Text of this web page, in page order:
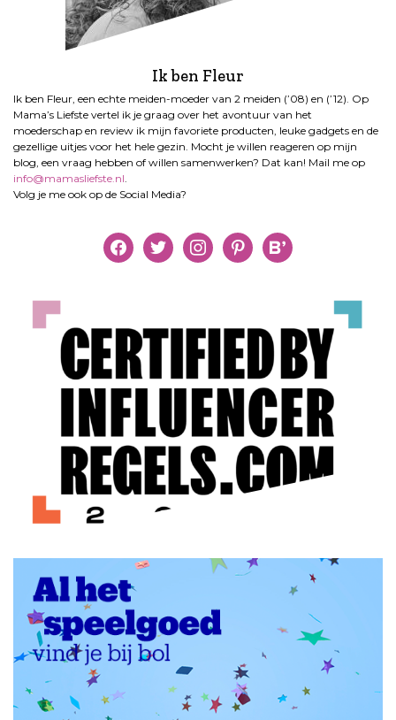
n
Ik ben Fleur
Ik ben Fleur, een echte meiden-moeder van 2 meiden (’08) en (’12). Op
Mama’s Liefste vertel ik je graag over het avontuur van het
moederschap en review ik mijn favoriete producten, leuke gadgets en de
gezellige uitjes voor het hele gezin. Mocht je willen reageren op mijn
blog, een vraag hebben of willen samenwerken? Dat kan! Mail me op
info@mamasliefste.nl.
Volg je me ook op de Social Media?
facebooktwitter instagrampinterestbloglovin